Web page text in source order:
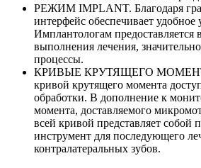
РЕЖИМ IMPLANT. Благодаря
интерфейс обеспечивает удобное
Имплантологам предоставляется
выполнения лечения,
процессы.
КРИВЫЕ КРУТЯЩЕГО
кривой крутящего момента
обработки. В дополнение к
момента, доставляемого
всей кривой представляет собой
инструмент для последующего
контралатеральных зубов.